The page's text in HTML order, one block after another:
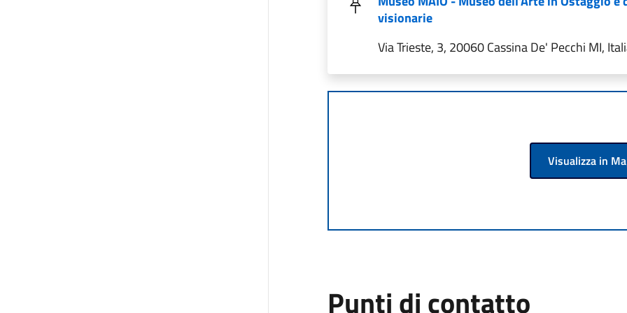
visionarie
Via Trieste, 3, 20060 Cassina De' Pecchi MI,
Visualizza in
Punti di contatto